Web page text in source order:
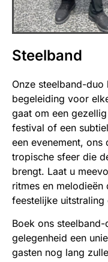
Steelband
Onze steelband-
begeleiding voor
gaat om een
festival of een
een evenement,
tropische sfeer die
brengt. Laat u
ritmes en melodieën
feestelijke uitstraling
Boek ons
gelegenheid een
gasten nog lang